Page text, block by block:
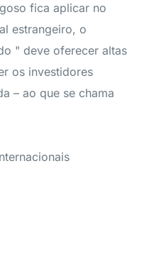
fica aplicar no
estrangeiro, o
" deve oferecer altas
os investidores
– ao que se chama